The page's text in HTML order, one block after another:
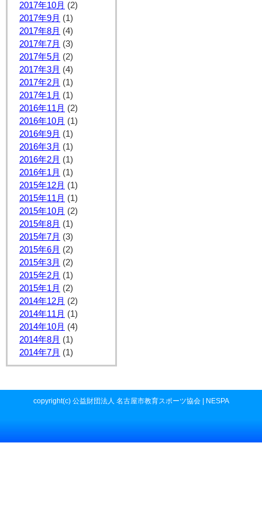
2017年10月 (2)
2017年9月 (1)
2017年8月 (4)
2017年7月 (3)
2017年5月 (2)
2017年3月 (4)
2017年2月 (1)
2017年1月 (1)
2016年11月 (2)
2016年10月 (1)
2016年9月 (1)
2016年3月 (1)
2016年2月 (1)
2016年1月 (1)
2015年12月 (1)
2015年11月 (1)
2015年10月 (2)
2015年8月 (1)
2015年7月 (3)
2015年6月 (2)
2015年3月 (2)
2015年2月 (1)
2015年1月 (2)
2014年12月 (2)
2014年11月 (1)
2014年10月 (4)
2014年8月 (1)
2014年7月 (1)
copyright(c) 公益財団法人 名古屋市教育スポーツ協会 | NESPA